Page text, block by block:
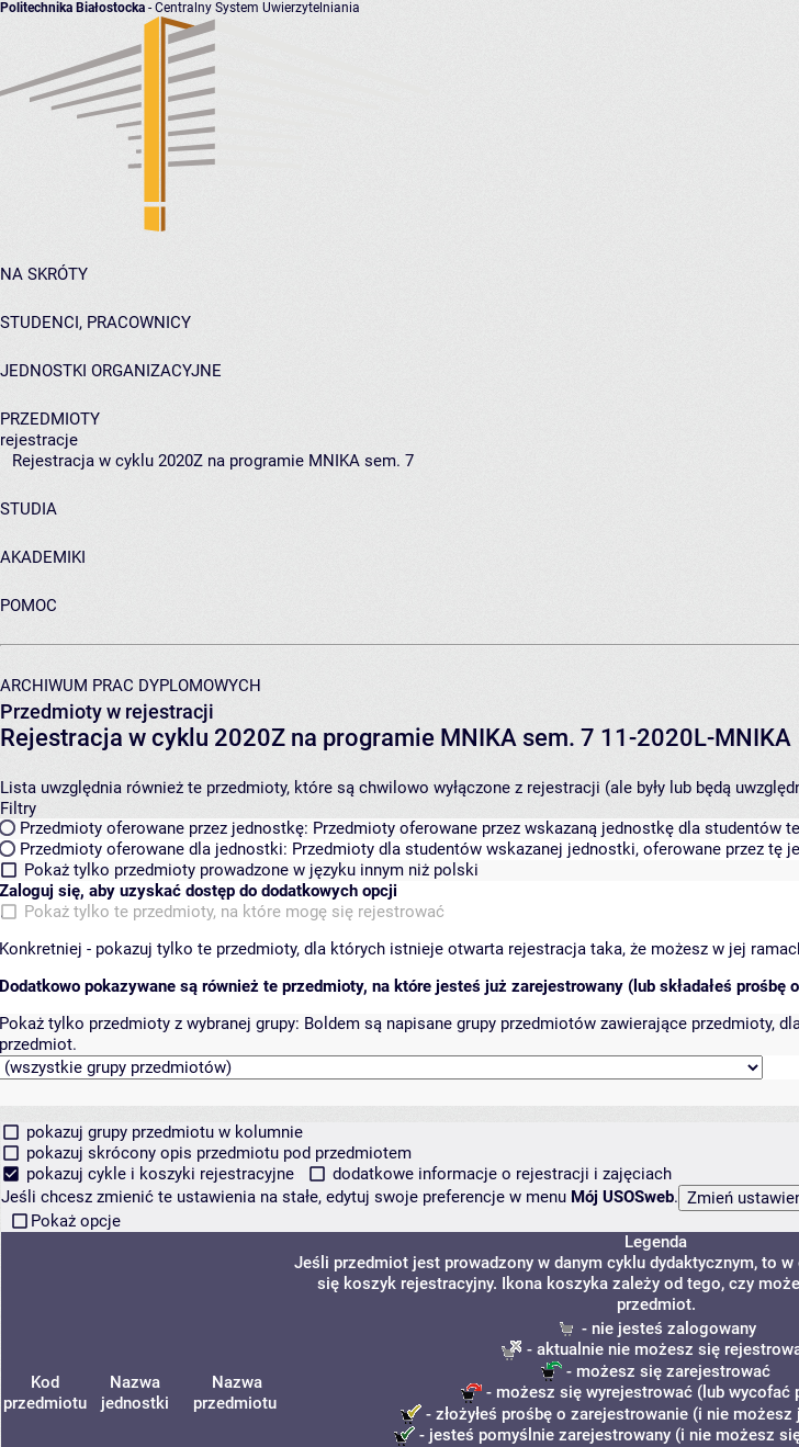
Politechnika Białostocka - Centralny System Uwierzytelniania
NA SKRÓTY
STUDENCI, PRACOWNICY
JEDNOSTKI ORGANIZACYJNE
PRZEDMIOTY
rejestracje
Rejestracja w cyklu 2020Z na programie MNIKA sem. 7
STUDIA
AKADEMIKI
POMOC
ARCHIWUM PRAC DYPLOMOWYCH
Przedmioty w rejestracji
Rejestracja w cyklu 2020Z na programie MNIKA sem. 7 11-2020L-MNIKA
Lista uwzględnia również te przedmioty, które są chwilowo wyłączone z rejestracji (ale były lub będą
Filtry
Przedmioty oferowane przez jednostkę: Przedmioty oferowane przez wskazaną jednostkę dla
Przedmioty oferowane dla jednostki: Przedmioty dla studentów wskazanej jednostki, oferowane przez tę
Pokaż tylko przedmioty prowadzone w języku innym niż polski
Zaloguj się, aby uzyskać dostęp do dodatkowych opcji
Pokaż tylko te przedmioty, na które mogę się rejestrować
Konkretniej - pokazuj tylko te przedmioty, dla których istnieje otwarta rejestracja taka, że możesz w jej
Dodatkowo pokazywane są również te przedmioty, na które jesteś już zarejestrowany (lub składałeś prośbę
Pokaż tylko przedmioty z wybranej grupy: Boldem są napisane grupy przedmiotów zawierające przedmioty,
przedmiot.
pokazuj grupy przedmiotu w kolumnie
pokazuj skrócony opis przedmiotu pod przedmiotem
pokazuj cykle i koszyki rejestracyjne
dodatkowe informacje o rejestracji i zajęciach
Jeśli chcesz zmienić te ustawienia na stałe, edytuj swoje preferencje w menu Mój USOSweb.
Pokaż opcje
Kod
przedmiotu
Nazwa
jednostki
Nazwa
przedmiotu
Legenda
Jeśli przedmiot jest prowadzony w danym cyklu dydaktycznym, to
się koszyk rejestracyjny. Ikona koszyka zależy od tego, czy
przedmiot.
- nie jesteś zalogowany
- aktualnie nie możesz się
- możesz się zarejestrować
- możesz się wyrejestrować (lub wycofać
- złożyłeś prośbę o zarejestrowanie (i nie
- jesteś pomyślnie zarejestrowany (i nie możesz